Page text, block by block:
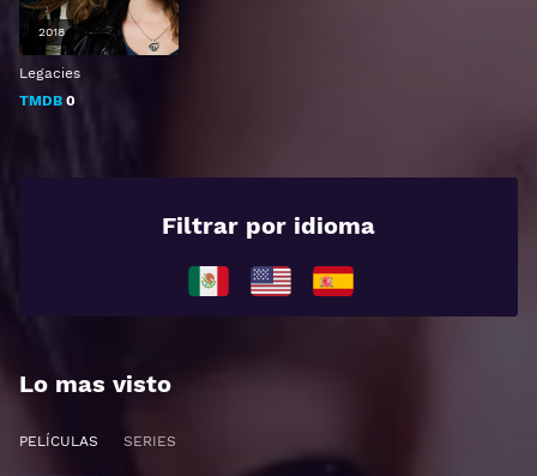
Legacies
TMDB 0
2018
Filtrar por idioma
Lo mas visto
PELÍCULAS SERIES